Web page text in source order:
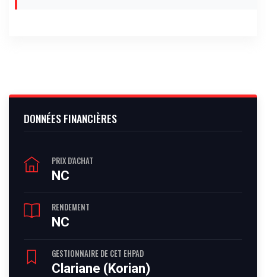
DONNÉES FINANCIÈRES
PRIX D'ACHAT
NC
RENDEMENT
NC
GESTIONNAIRE DE CET EHPAD
Clariane (Korian)